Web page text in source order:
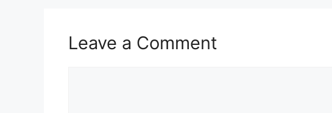
Leave a Comment